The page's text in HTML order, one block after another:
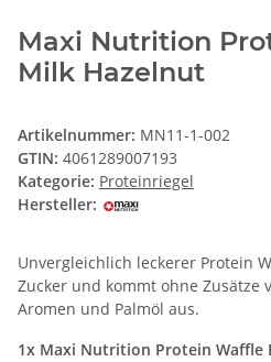
Maxi Nutrition
Milk Hazelnut
Artikelnummer: MN11-1-002
GTIN: 4061289007193
Kategorie: Proteinriegel
Hersteller:
Unvergleichlich leckerer Protein
Zucker und kommt ohne Zusätze
Aromen und Palmöl aus.
1x Maxi Nutrition Protein Waffle